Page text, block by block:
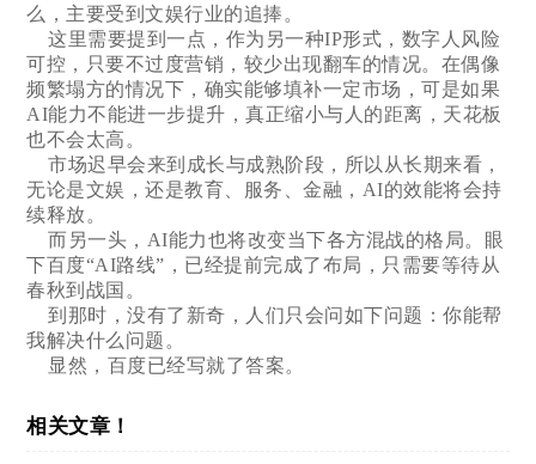
么，主要受到文娱行业的追捧。
这里需要提到一点，作为另一种IP形式，数字人风险
可控，只要不过度营销，较少出现翻车的情况。在偶像
频繁塌方的情况下，确实能够填补一定市场，可是如果
AI能力不能进一步提升，真正缩小与人的距离，天花板
也不会太高。
市场迟早会来到成长与成熟阶段，所以从长期来看，
无论是文娱，还是教育、服务、金融，AI的效能将会持
续释放。
而另一头，AI能力也将改变当下各方混战的格局。眼
下百度“AI路线”，已经提前完成了布局，只需要等待从
春秋到战国。
到那时，没有了新奇，人们只会问如下问题：你能帮
我解决什么问题。
显然，百度已经写就了答案。
相关文章！